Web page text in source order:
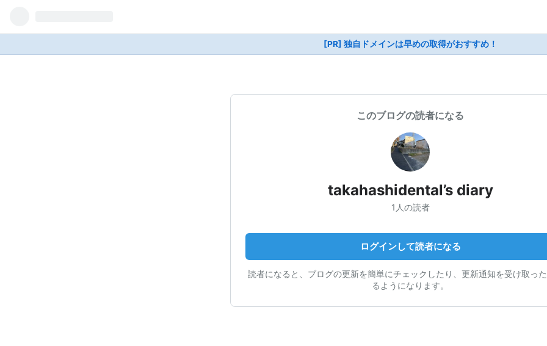
[PR] 独自ドメインは早めの取得がおすすめ！
このブログの読者になる
takahashidental’s diary
1人の読者
ログインして読者になる
読者になると、ブログの更新を簡単にチェックしたり、更新通知を受け取っ
るようになります。